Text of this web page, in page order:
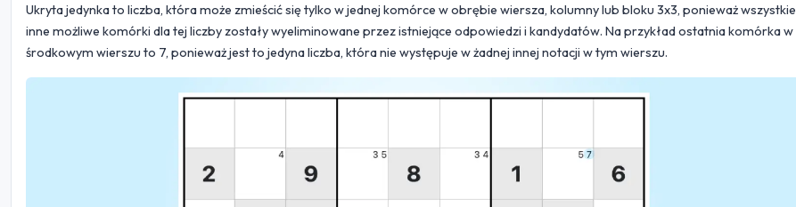
Ukryta jedynka to liczba, która może zmieścić się tylko w jednej komórce w obrębie wiersza, kolumny lub bloku 3x3, ponieważ wszystkie
inne możliwe komórki dla tej liczby zostały wyeliminowane przez istniejące odpowiedzi i kandydatów. Na przykład ostatnia komórka w
środkowym wierszu to 7, ponieważ jest to jedyna liczba, która nie występuje w żadnej innej notacji w tym wierszu.